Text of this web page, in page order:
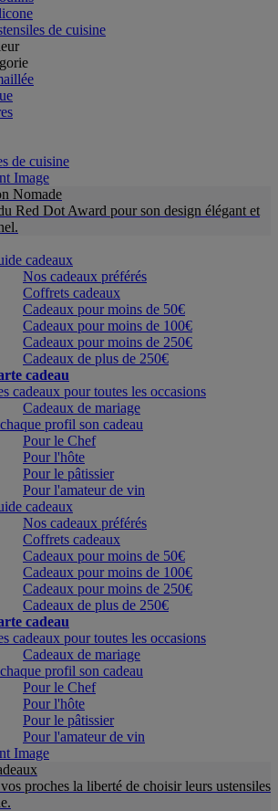
de cuisine
de cuisine
Nomade
Red Dot Award pour son design élégant et
cadeaux
Nos cadeaux préférés
Coffrets cadeaux
Cadeaux pour moins de 50€
Cadeaux pour moins de 100€
Cadeaux pour moins de 250€
Cadeaux de plus de 250€
cadeau
cadeaux pour toutes les occasions
Cadeaux de mariage
profil son cadeau
Pour le Chef
Pour l'hôte
Pour le pâtissier
Pour l'amateur de vin
cadeaux
Nos cadeaux préférés
Coffrets cadeaux
Cadeaux pour moins de 50€
Cadeaux pour moins de 100€
Cadeaux pour moins de 250€
Cadeaux de plus de 250€
cadeau
cadeaux pour toutes les occasions
Cadeaux de mariage
profil son cadeau
Pour le Chef
Pour l'hôte
Pour le pâtissier
Pour l'amateur de vin
proches la liberté de choisir leurs ustensiles